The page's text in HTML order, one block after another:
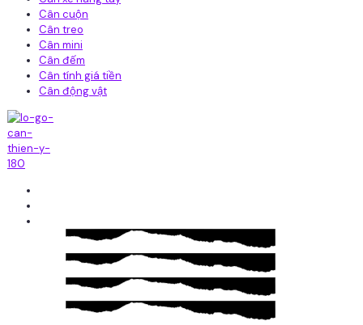
Cân cuộn
Cân treo
Cân mini
Cân đếm
Cân tính giá tiền
Cân động vật